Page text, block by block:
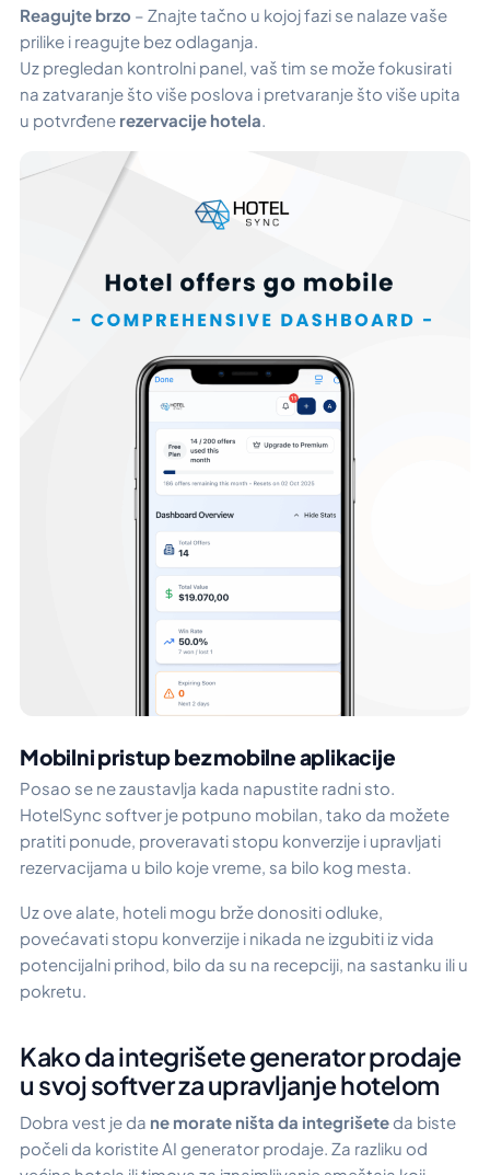
Reagujte brzo – Znajte tačno u kojoj fazi se nalaze vaše
prilike i reagujte bez odlaganja.
Uz pregledan kontrolni panel, vaš tim se može fokusirati
na zatvaranje što više poslova i pretvaranje što više upita
u potvrđene rezervacije hotela.
Mobilni pristup bez mobilne aplikacije
Posao se ne zaustavlja kada napustite radni sto.
HotelSync softver je potpuno mobilan, tako da možete
pratiti ponude, proveravati stopu konverzije i upravljati
rezervacijama u bilo koje vreme, sa bilo kog mesta.
Uz ove alate, hoteli mogu brže donositi odluke,
povećavati stopu konverzije i nikada ne izgubiti iz vida
potencijalni prihod, bilo da su na recepciji, na sastanku ili u
pokretu.
Kako da integrišete generator prodaje
u svoj softver za upravljanje hotelom
Dobra vest je da ne morate ništa da integrišete da biste
počeli da koristite AI generator prodaje. Za razliku od